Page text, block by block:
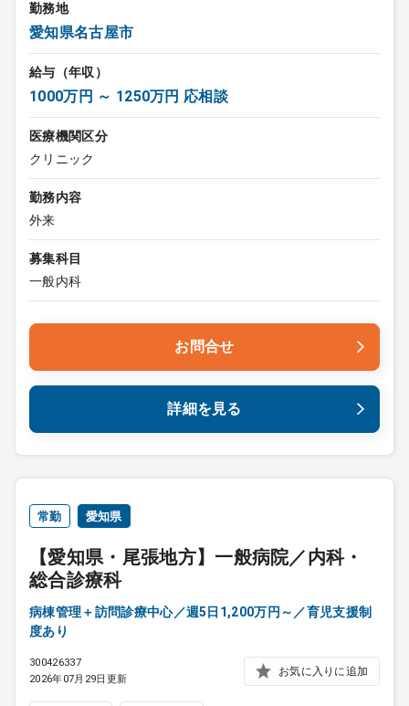
勤務地
愛知県名古屋市
給与（年収）
1000万円 ～ 1250万円 応相談
医療機関区分
クリニック
勤務内容
外来
募集科目
一般内科
お問合せ
詳細を見る
常勤 愛知県
【愛知県・尾張地方】一般病院／内科・
総合診療科
病棟管理＋訪問診療中心／週5日1,200万円～／育児支援制
度あり
300426337
2026年07月29日更新
お気に入りに追加